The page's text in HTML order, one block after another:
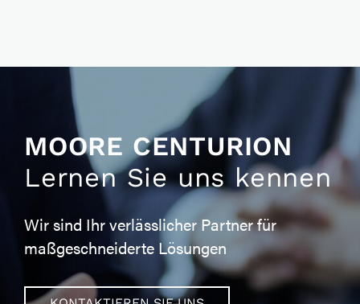
MOORE CENTURION
Lernen Sie uns kennen
Wir sind Ihr verlässlicher Partner für
maßgeschneiderte Lösungen